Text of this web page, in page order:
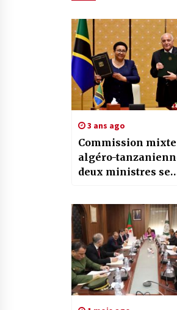
3 ans ago
Commission mixte
algéro-
deux ministres se
positifs des
5e session